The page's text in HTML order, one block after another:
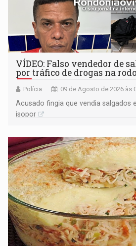
VÍDEO: Falso vendedor de
por tráfico de drogas na
Polícia 09 de Agosto de 2026 às
Acusado fingia que vendia salgados
isopor